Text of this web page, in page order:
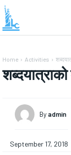
Home Activities
By admin
September 17, 2018